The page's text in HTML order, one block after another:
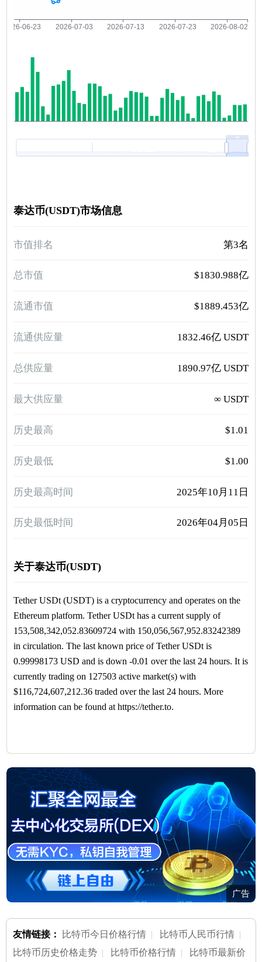
泰达币(USDT)市场信息
市值排名 第3名
总市值 $1830.988亿
流通市值 $1889.453亿
流通供应量 1832.46亿 USDT
总供应量 1890.97亿 USDT
最大供应量 ∞ USDT
历史最高 $1.01
历史最低 $1.00
历史最高时间 2025年10月11日
历史最低时间 2026年04月05日
关于泰达币(USDT)
Tether USDt (USDT) is a cryptocurrency and operates on the
Ethereum platform. Tether USDt has a current supply of
153,508,342,052.83609724 with 150,056,567,952.83242389
in circulation. The last known price of Tether USDt is
0.99998173 USD and is down -0.01 over the last 24 hours. It is
currently trading on 127503 active market(s) with
$116,724,607,212.36 traded over the last 24 hours. More
information can be found at https://tether.to.
广告
友情链接： 比特币今日价格行情 | 比特币人民币行情 |
比特币历史价格走势 | 比特币价格行情 | 比特币最新价